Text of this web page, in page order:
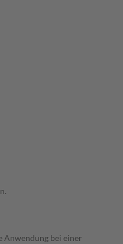
Anwendung bei einer